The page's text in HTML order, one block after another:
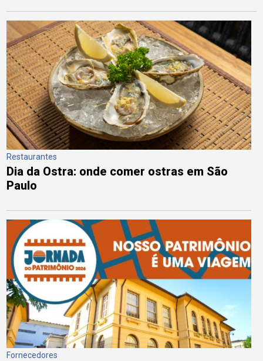
Restaurantes
Dia da Ostra: onde comer ostras em São
Paulo
Fornecedores